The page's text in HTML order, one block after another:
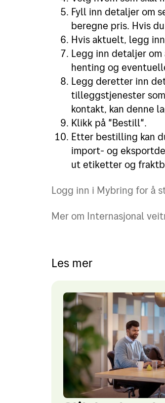
Fyll inn detaljer om
beregne pris. Hvis
Hvis aktuelt, legg
Legg inn detaljer om
henting og
Legg deretter inn
tilleggstjenester
kontakt, kan denne
Klikk på "Bestill".
Etter bestilling kan
import- og
ut etiketter og
Logg inn i Mybring for å
Mer om Internasjonal
Les mer